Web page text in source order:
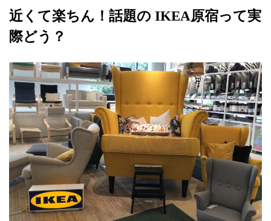
近くて楽ちん！話題の IKEA原宿って実
際どう？